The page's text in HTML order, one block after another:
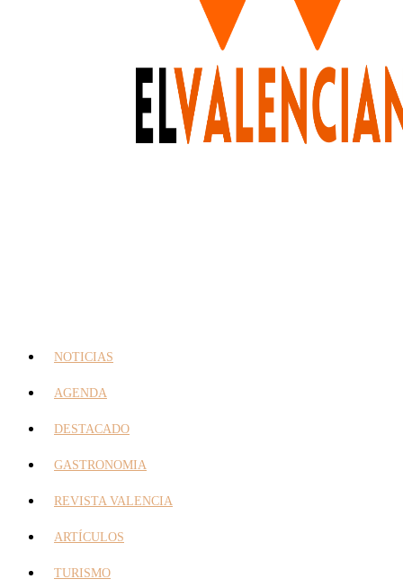
NOTICIAS
AGENDA
DESTACADO
GASTRONOMIA
REVISTA VALENCIA
ARTÍCULOS
TURISMO